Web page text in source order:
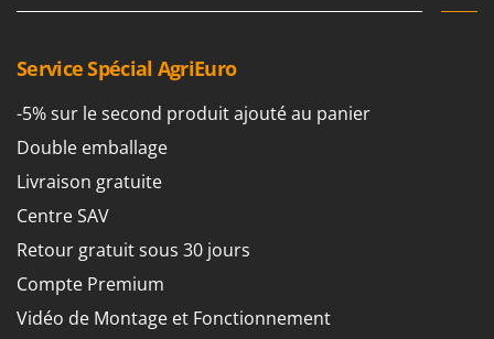
Trotec
U
Udor
Unger
V
Verdemax
Vesco
Volpi
Service Spécial AgriEuro
-5% sur le second produit ajouté au panier
Double emballage
Livraison gratuite
Centre SAV
Retour gratuit sous 30 jours
Compte Premium
Vidéo de Montage et Fonctionnement